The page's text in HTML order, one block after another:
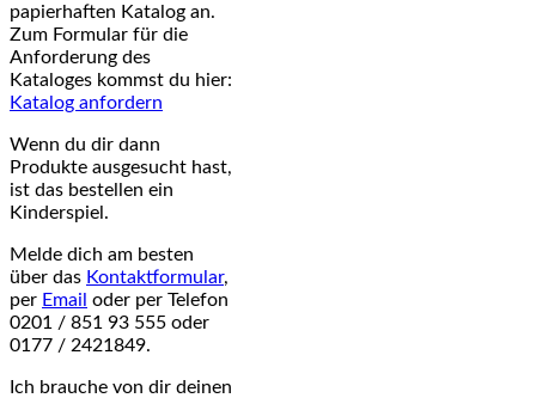
papierhaften Katalog an.
Zum Formular für die
Anforderung des
Kataloges kommst du hier:
Katalog anfordern
Wenn du dir dann
Produkte ausgesucht hast,
ist das bestellen ein
Kinderspiel.
Melde dich am besten
über das Kontaktformular,
per Email oder per Telefon
0201 / 851 93 555 oder
0177 / 2421849.
Ich brauche von dir deinen